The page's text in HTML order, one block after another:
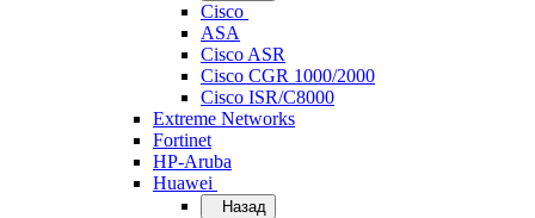
Cisco
ASA
Cisco ASR
Cisco CGR 1000/2000
Cisco ISR/С8000
Extreme Networks
Fortinet
HP-Aruba
Huawei
Назад